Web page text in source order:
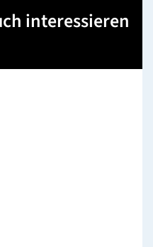
interessieren